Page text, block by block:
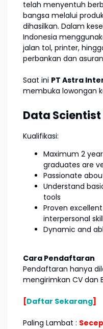
telah menyentuh
bangsa melalui
dihasilkan. Dalam
Indonesia
jalan tol, printer,
perbankan dan
Saat ini PT Astra
membuka lowongan
Data
Kualifikasi:
Maximum 2
graduates are
Passionate
Understand
tools
Proven
interpersonal skill
Dynamic and
Cara Pendaftaran
Pendaftaran hanya
mengirimkan CV dan
[Daftar Sekarang]
Paling Lambat :